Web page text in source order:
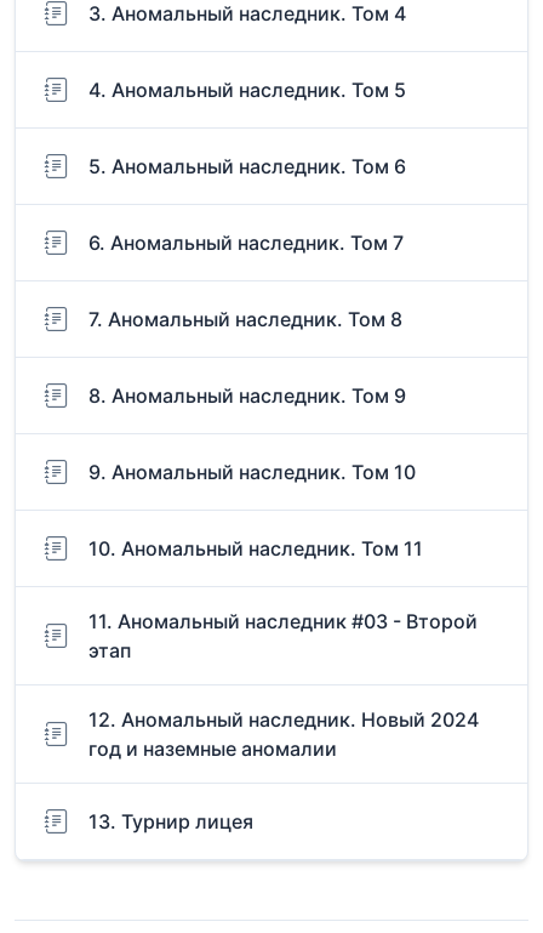
3. Аномальный наследник. Том 4
4. Аномальный наследник. Том 5
5. Аномальный наследник. Том 6
6. Аномальный наследник. Том 7
7. Аномальный наследник. Том 8
8. Аномальный наследник. Том 9
9. Аномальный наследник. Том 10
10. Аномальный наследник. Том 11
11. Аномальный наследник #03 - Второй
этап
12. Аномальный наследник. Новый 2024
год и наземные аномалии
13. Турнир лицея